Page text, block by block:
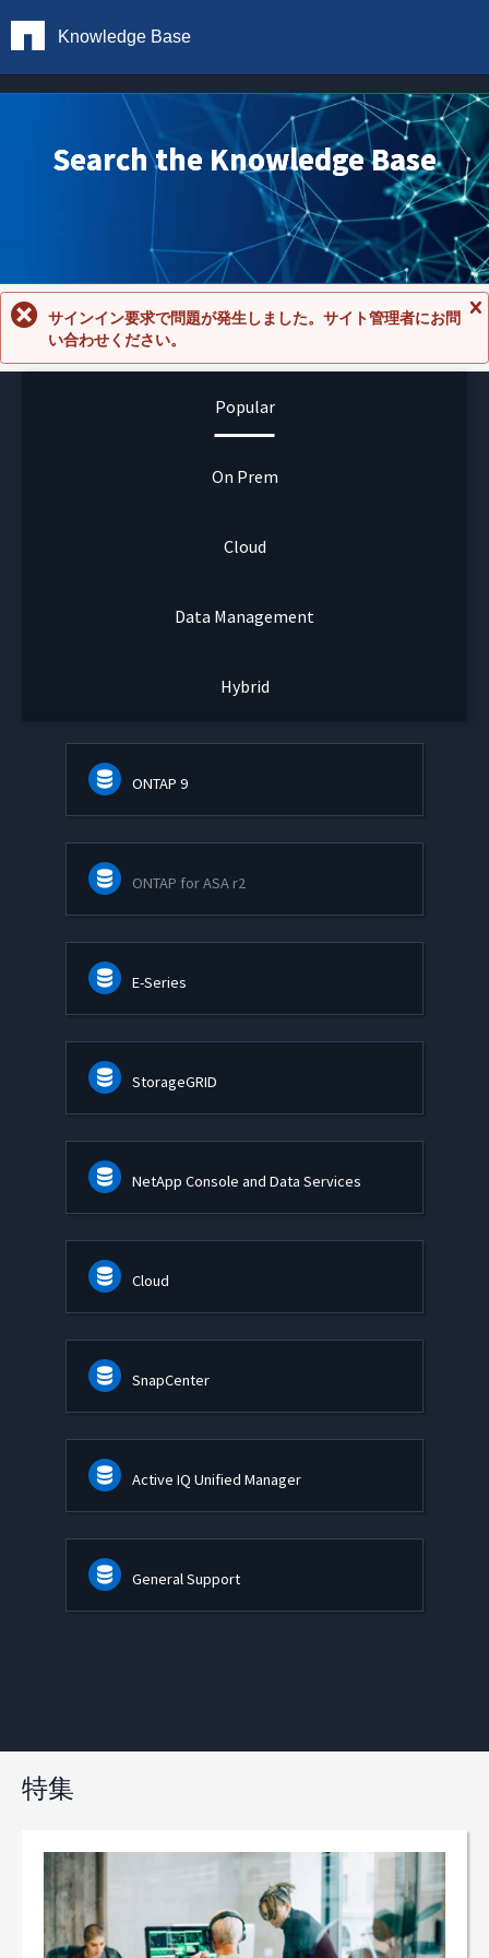
Knowledge Base
Search the Knowledge Base
セ
サインイン要求で問題が発生しました。サイト管理者にお問
い合わせください。
Popular
On Prem
Cloud
Data Management
Hybrid
ONTAP 9
ONTAP for ASA r2
E-Series
StorageGRID
NetApp Console and Data Services
Cloud
SnapCenter
Active IQ Unified Manager
General Support
特集